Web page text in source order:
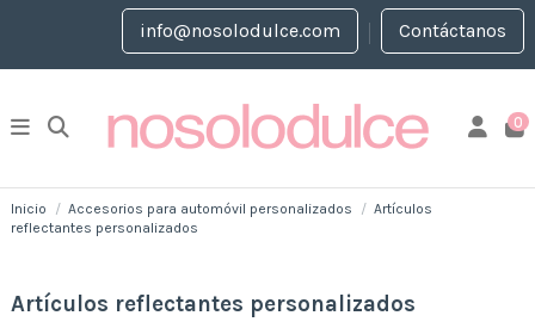
info@nosolodulce.com Contáctanos
0
Inicio Accesorios para automóvil personalizados
Artículos
reflectantes personalizados
Artículos reflectantes personalizados